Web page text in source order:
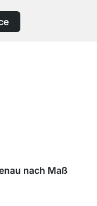
nach Maß